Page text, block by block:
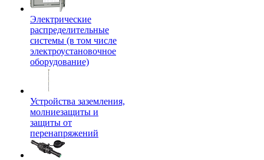
Электрические
распределительные
системы (в том числе
электроустановочное
оборудование)
Устройства заземления,
молниезащиты и
защиты от
перенапряжений